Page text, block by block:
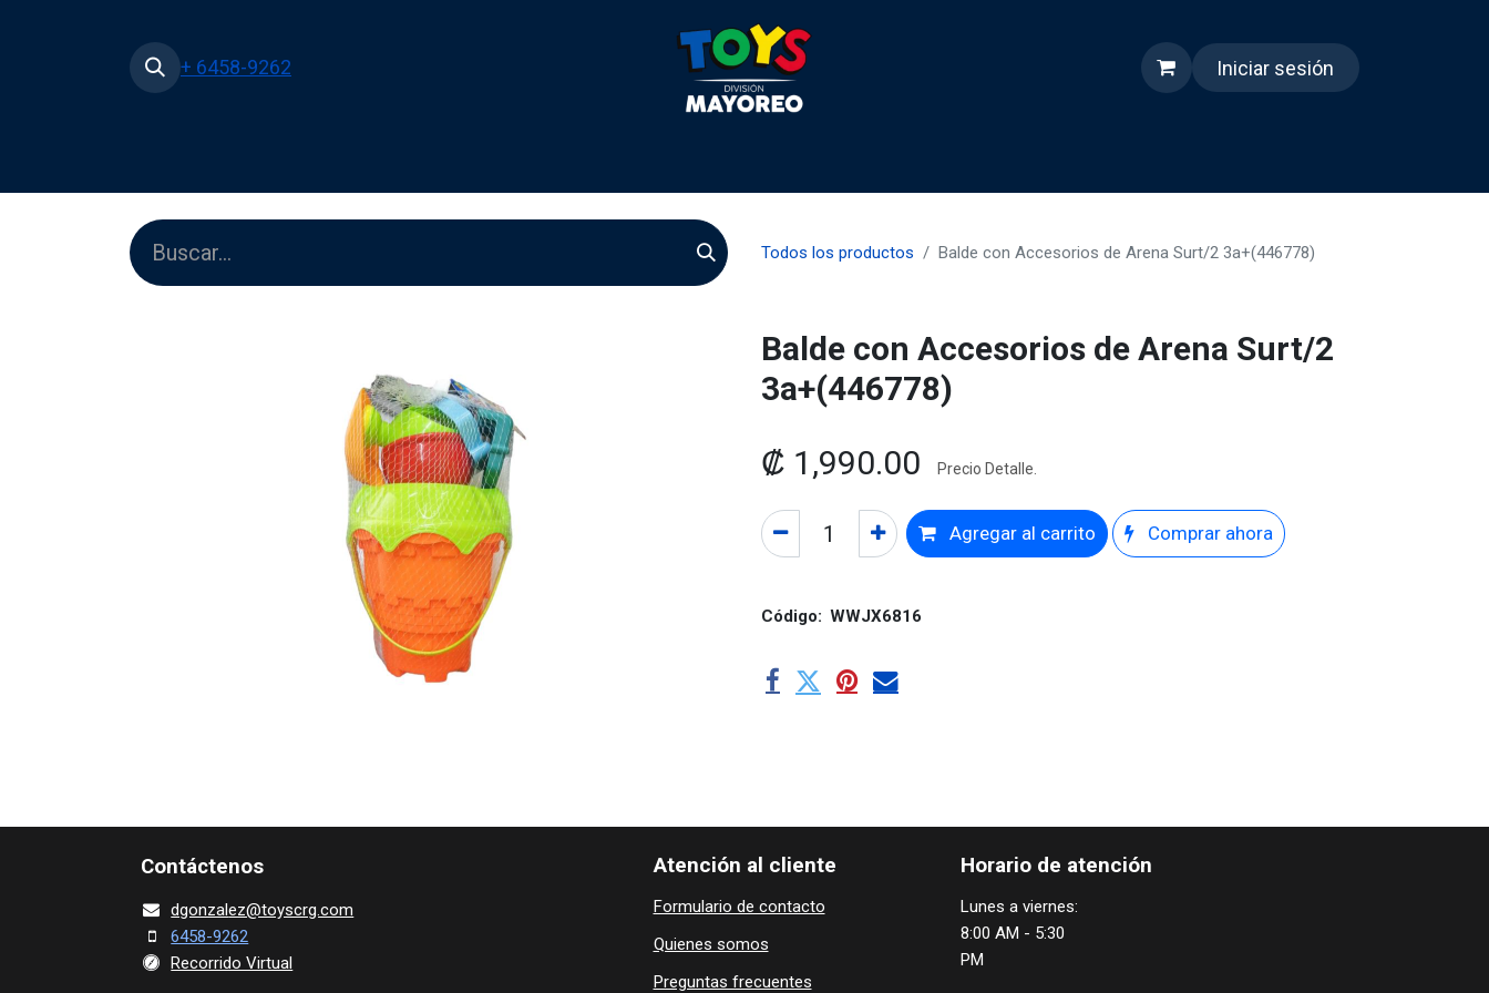
+ 6458-9262 Iniciar sesión
Todos los productos Balde con Accesorios de Arena Surt/2 3a+(446778)
Balde con Accesorios de Arena Surt/2
3a+(446778)
₡ 1,990.00 Precio Detalle.
Agregar al carrito Comprar ahora
Código: WWJX6816
Contácte​nos
dgonza​lez@toy​scrg.c​o​m
6458-9262
Recorrido Virtual
Horario de atención
Lunes a viernes:
8:00 AM - 5:30
PM
Atención al cliente
Formulario de contacto
Quienes ​som​​​os
Preguntas frecuentes